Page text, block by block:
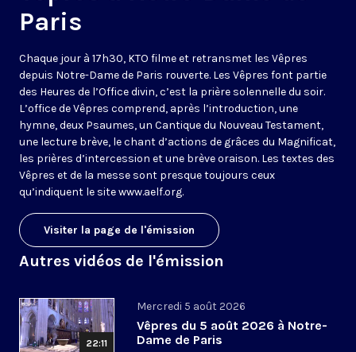
Paris
Chaque jour à 17h30, KTO filme et retransmet les Vêpres
depuis Notre-Dame de Paris rouverte. Les Vêpres font partie
des Heures de l’Office divin, c’est la prière solennelle du soir.
L’office de Vêpres comprend, après l’introduction, une
hymne, deux Psaumes, un Cantique du Nouveau Testament,
une lecture brève, le chant d’actions de grâces du Magnificat,
les prières d’intercession et une brève oraison. Les textes des
Vêpres et de la messe sont presque toujours ceux
qu’indiquent le sitewww.aelf.org.
Visiter la page de l'émission
Autres vidéos de l'émission
22:11
Mercredi 5 août 2026
Vêpres du 5 août 2026 à Notre-
Dame de Paris